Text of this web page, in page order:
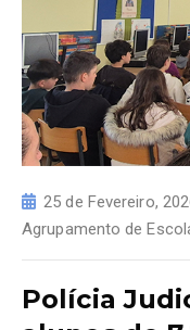
25 de Fevereiro,
Agrupamento de
Polícia